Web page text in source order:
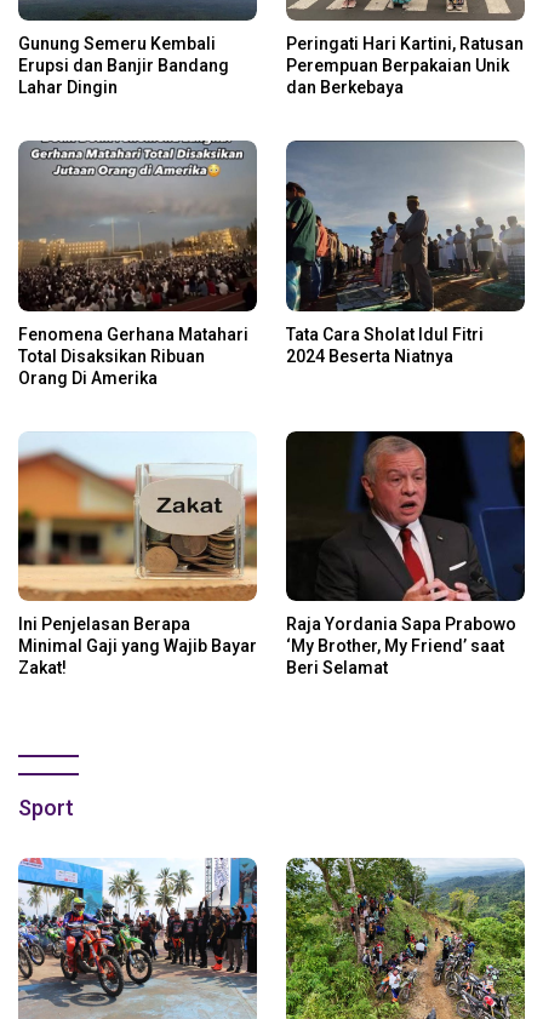
Gunung Semeru Kembali
Erupsi dan Banjir Bandang
Lahar Dingin
Peringati Hari Kartini, Ratusan
Perempuan Berpakaian Unik
dan Berkebaya
Fenomena Gerhana Matahari
Total Disaksikan Ribuan
Orang Di Amerika
Tata Cara Sholat Idul Fitri
2024 Beserta Niatnya
Ini Penjelasan Berapa
Minimal Gaji yang Wajib Bayar
Zakat!
Raja Yordania Sapa Prabowo
‘My Brother, My Friend’ saat
Beri Selamat
Sport